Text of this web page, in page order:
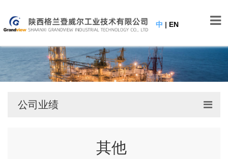
中 | EN
公司业绩
其他